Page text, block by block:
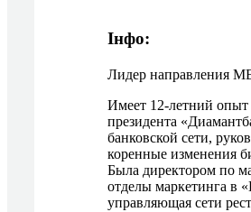
Інфо:
Лидер
Имеет 12-летний опыт
президента
банковской сети,
коренные изменения
Была директором по
отделы маркетинга в
управляющая сети